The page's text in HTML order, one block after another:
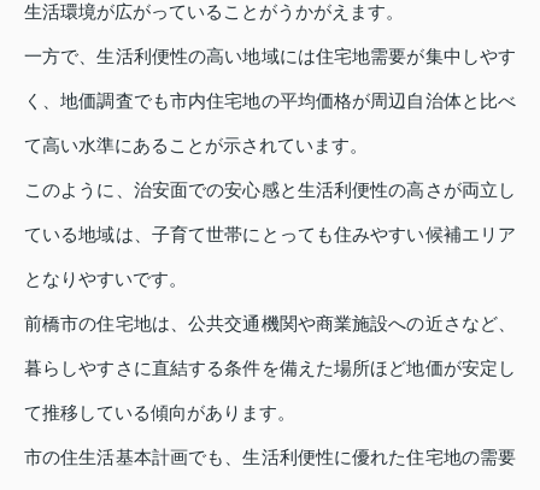
生活環境が広がっていることがうかがえます。
一方で、生活利便性の高い地域には住宅地需要が集中しやす
く、地価調査でも市内住宅地の平均価格が周辺自治体と比べ
て高い水準にあることが示されています。
このように、治安面での安心感と生活利便性の高さが両立し
ている地域は、子育て世帯にとっても住みやすい候補エリア
となりやすいです。
前橋市の住宅地は、公共交通機関や商業施設への近さなど、
暮らしやすさに直結する条件を備えた場所ほど地価が安定し
て推移している傾向があります。
市の住生活基本計画でも、生活利便性に優れた住宅地の需要